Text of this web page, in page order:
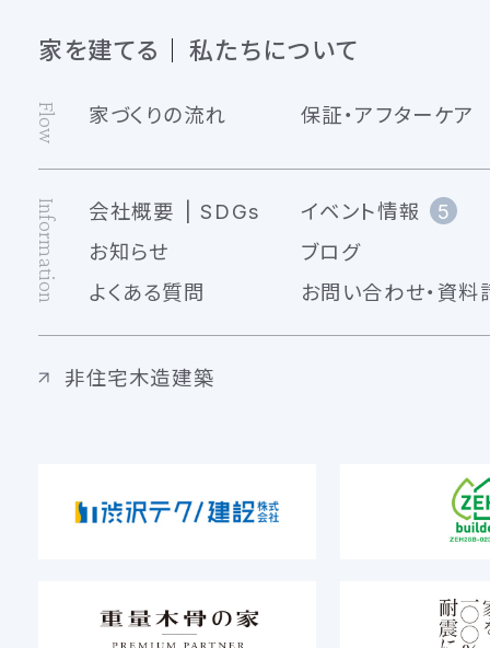
家を建てる 私たちについて
Flow 家づくりの流れ 保証・アフターケア
Information 会社概要 SDGs イベント情報
5
お知らせ
ブログ
よくある質問
お問い合わせ・資料
非住宅木造建築